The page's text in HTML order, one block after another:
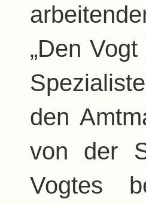
„Den
den
von der
Vogtes